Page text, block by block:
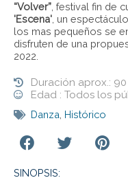
“Volver” , festival fin de
'Escena' , un
los mas pequeños se
disfruten de una
2022.
Duración aprox.:
Edad : Todos los
Danza Histórico
SINOPSIS: